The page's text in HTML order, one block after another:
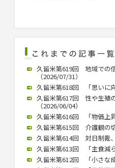
久留米第619回 地域での
（2026/07/31）
久留米第618回 「思いに
久留米第617回 性や生殖
（2026/06/04）
久留米第616回 「物価上
久留米第615回 介護観の
久留米第614回 対日制裁
久留米第613回 「主食減
久留米第612回 「小さな